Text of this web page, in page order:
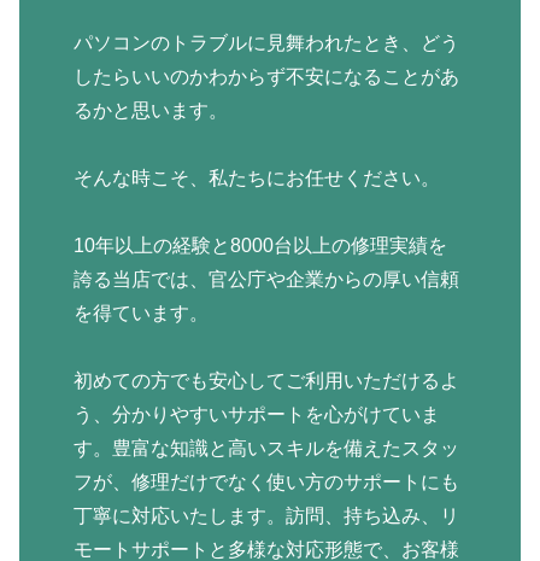
パソコンのトラブルに見舞われたとき、どう
したらいいのかわからず不安になることがあ
るかと思います。
そんな時こそ、私たちにお任せください。
10年以上の経験と8000台以上の修理実績を
誇る当店では、官公庁や企業からの厚い信頼
を得ています。
初めての方でも安心してご利用いただけるよ
う、分かりやすいサポートを心がけていま
す。豊富な知識と高いスキルを備えたスタッ
フが、修理だけでなく使い方のサポートにも
丁寧に対応いたします。訪問、持ち込み、リ
モートサポートと多様な対応形態で、お客様